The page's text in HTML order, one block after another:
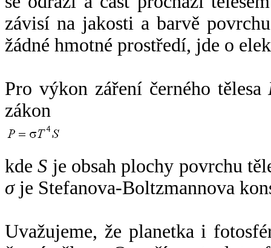
závisí na jakosti a barvě
žádné hmotné prostředí, jde o
Pro výkon záření černého tělesa
zákon
kdeS je obsah plochy povrchu
σje Stefanova-Boltzmannova
Uvažujeme, že planetka i